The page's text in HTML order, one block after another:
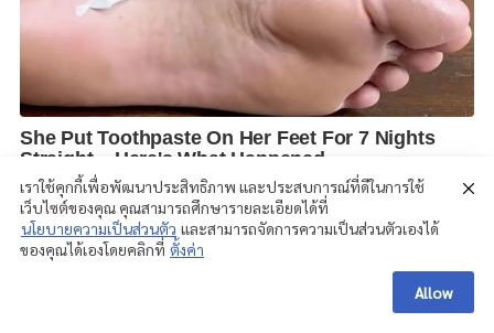
เราใช้คุกกี้เพื่อพัฒนาประสิทธิภาพ และประสบการณ์ที่ดีในการใช้
เว็บไซต์ของคุณ คุณสามารถศึกษารายละเอียดได้ที่
นโยบายความเป็นส่วนตัว และสามารถจัดการความเป็นส่วนตัวเองได้
ของคุณได้เองโดยคลิกที่ ตั้งค่า
Allow